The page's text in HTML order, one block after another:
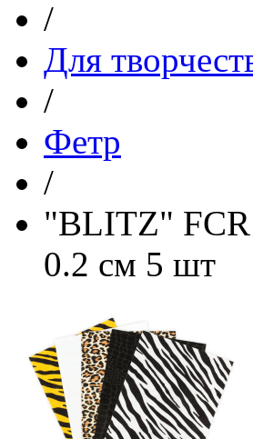
/
Для
/
Фетр
/
"BLITZ"
0.2 см 5 шт